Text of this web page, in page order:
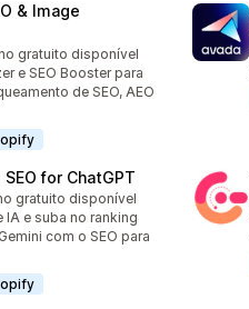
& Image
ao todo
gratuito disponível
e SEO Booster para
de SEO, AEO
SEO for ChatGPT
todo
gratuito disponível
IA e suba no ranking
com o SEO para